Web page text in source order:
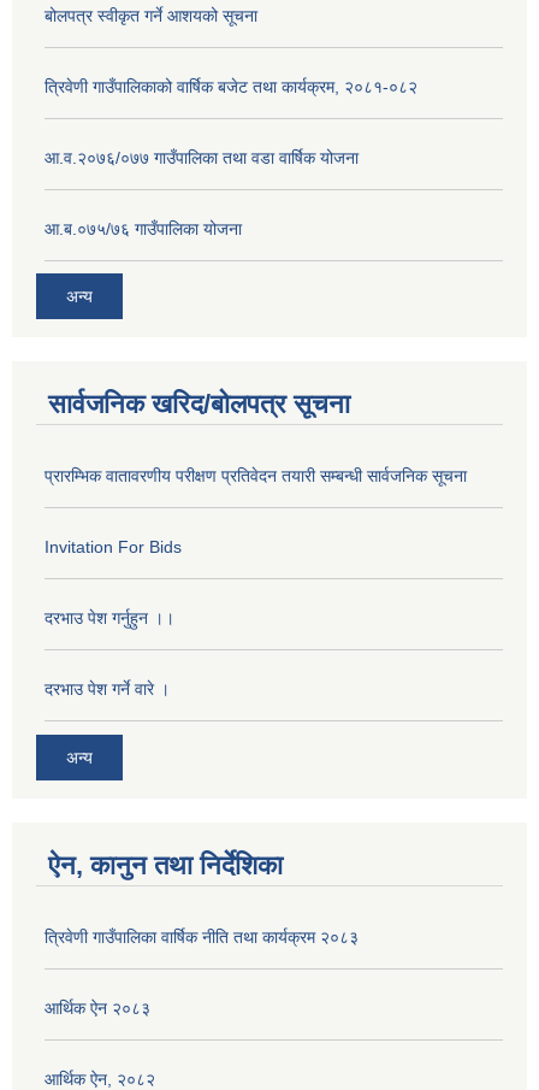
बोलपत्र स्वीकृत गर्ने आशयको सूचना
त्रिवेणी गाउँपालिकाको वार्षिक बजेट तथा कार्यक्रम, २०८१-०८२
आ.व.२०७६/०७७ गाउँपालिका तथा वडा वार्षिक योजना
आ.ब.०७५/७६ गाउँपालिका योजना
अन्य
सार्वजनिक खरिद/बोलपत्र सूचना
प्रारम्भिक वातावरणीय परीक्षण प्रतिवेदन तयारी सम्बन्धी सार्वजनिक सूचना
Invitation For Bids
दरभाउ पेश गर्नुहुन ।।
दरभाउ पेश गर्ने वारे ।
अन्य
ऐन, कानुन तथा निर्देशिका
त्रिवेणी गाउँपालिका वार्षिक नीति तथा कार्यक्रम २०८३
आर्थिक ऐन २०८३
आर्थिक ऐन, २०८२